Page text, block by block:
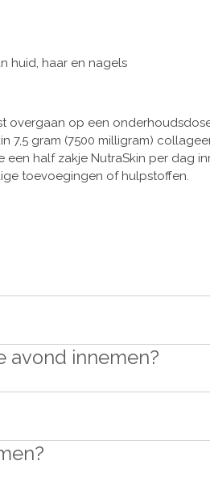
huid, haar en nagels
overgaan op een
7,5 gram (7500 milligram)
half zakje NutraSkin per dag
toevoegingen of hulpstoffen.
avond innemen?